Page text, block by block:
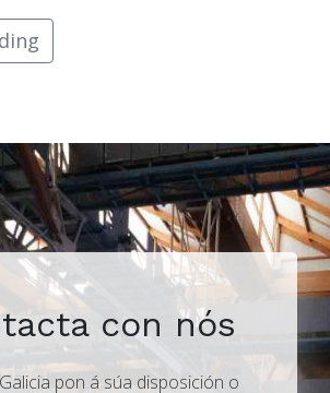
con nós
pon á súa disposición o